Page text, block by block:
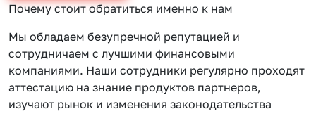
Почему стоит обратиться именно к нам
Мы обладаем безупречной репутацией и
сотрудничаем с лучшими финансовыми
компаниями. Наши сотрудники регулярно проходят
аттестацию на знание продуктов партнеров,
изучают рынок и изменения законодательства